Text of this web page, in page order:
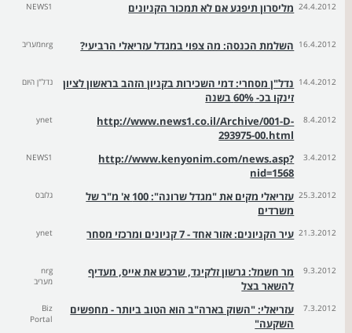
24.4.2012 מליסרון תיפגע אם לא תמכור הקניונים NEWS1
16.4.2012 השלמת הכנסה: מה צפוי במגדל עזריאלי הרביעי? nrgמעריב
14.4.2012 נדל"ן מסחרי: דמי השכירות בקניון הזהב בראשון לציון
זינקו בכ- 60% בשנה
נדל"ן היום
8.4.2012
http://www.news1.co.il/Archive/001-D-
293975-00.html
ynet
3.4.2012
http://www.kenyonim.com/news.asp?
nid=1568
NEWS1
25.3.2012
עזריאלי מקים את "מגדל שרונה": 100 א' מ"ר של
משרדים
גלובס
21.3.2012 עיר הקניונים: אזור אחד - 7 קניונים ומרכזי מסחר ynet
9.3.2012
מר חשמל: גרשון זלקינד, שרכש את אייס, מעדיף
להשאר בצל
nrg
מעריב
7.3.2012
עזריאלי: "השוק בארה"ב הוא הטוב ביותר - מחפשים
השקעה"
Biz
Portal